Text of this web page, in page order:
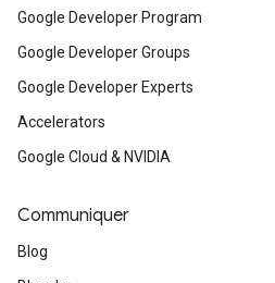
Google Developer Program
Google Developer Groups
Google Developer Experts
Accelerators
Google Cloud & NVIDIA
Communiquer
Blog